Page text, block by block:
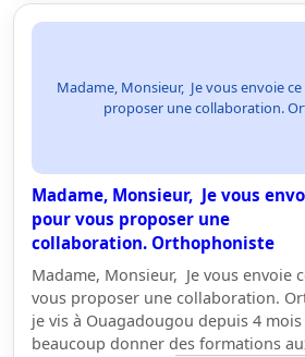
Madame, Monsieur, Je vous envoie
proposer une collaboration.
Madame, Monsieur, Je vous
pour vous proposer une
collaboration. Orthophoniste
Madame, Monsieur, Je vous envoie
vous proposer une collaboration.
je vis à Ouagadougou depuis 4
beaucoup donner des formations